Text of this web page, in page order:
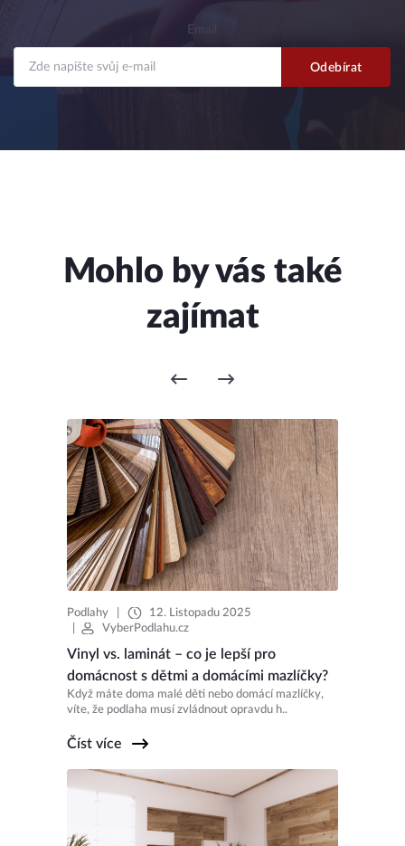
Email
Mohlo by vás také
zajímat
Podlahy
12. Listopadu 2025
VyberPodlahu.cz
Vinyl vs. laminát – co je lepší pro
domácnost s dětmi a domácími mazlíčky?
Když máte doma malé děti nebo domácí mazlíčky,
víte, že podlaha musí zvládnout opravdu h..
Číst více